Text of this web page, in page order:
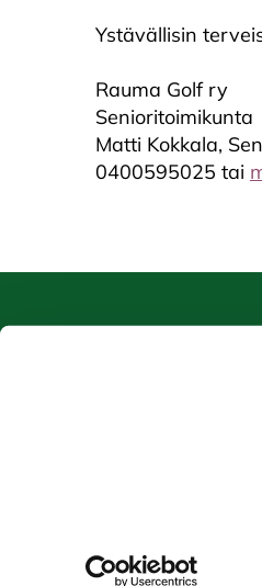
Ystävällisin
Rauma Golf ry
Senioritoimikunta
Matti Kokkala,
0400595025 tai
© Rauma Golf